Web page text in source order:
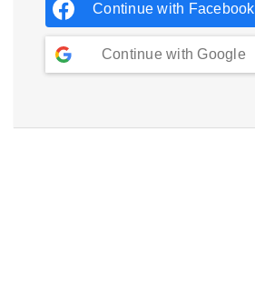
Continue with Facebook
Continue with Google